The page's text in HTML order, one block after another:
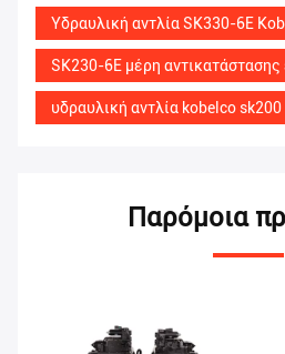
Υδραυλική αντλία SK330-6E
SK230-6E μέρη
υδραυλική αντλία kobelco sk200
Παρόμοια